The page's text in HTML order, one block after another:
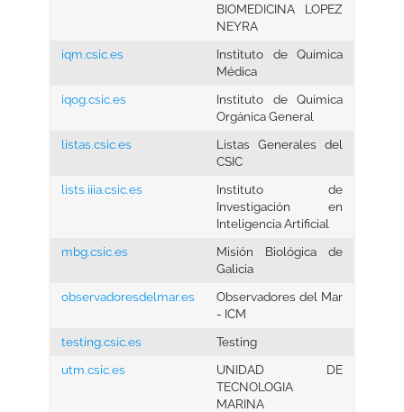
BIOMEDICINA LOPEZ
NEYRA
iqm.csic.es
Instituto de Química
Médica
iqog.csic.es
Instituto de Química
Orgánica General
listas.csic.es
Listas Generales del
CSIC
lists.iiia.csic.es
Instituto de
Investigación en
Inteligencia Artificial
mbg.csic.es
Misión Biológica de
Galicia
observadoresdelmar.es
Observadores del Mar
- ICM
testing.csic.es
Testing
utm.csic.es
UNIDAD DE
TECNOLOGIA
MARINA